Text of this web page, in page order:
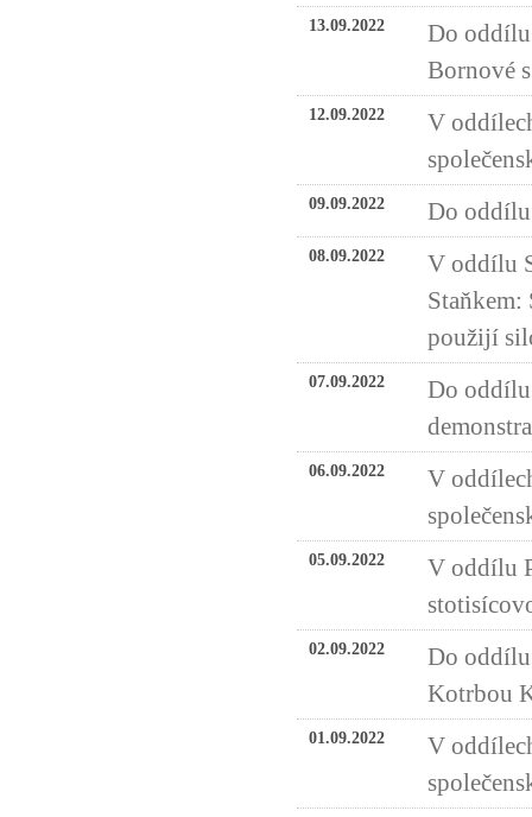
13.09.2022
Do
Bornové
12.09.2022
V
09.09.2022 Do
08.09.2022
V oddílu
použijí
07.09.2022
Do
06.09.2022
V
05.09.2022
V oddílu
02.09.2022
Do
Kotrbou
01.09.2022
V